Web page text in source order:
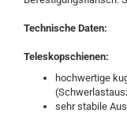
Technische Daten:
Teleskopschienen:
hochwertige
sehr stabile